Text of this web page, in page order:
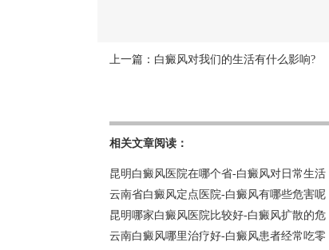
上一篇： 白癜风对我们的生活有什么影响?
相关文章阅读：
昆明白癜风医院在哪个省-白癜风对日常生活
云南省白癜风定点医院-白癜风有哪些危害呢
昆明哪家白癜风医院比较好-白癜风扩散的危
云南白癜风哪里治疗好-白癜风患者经常吃零